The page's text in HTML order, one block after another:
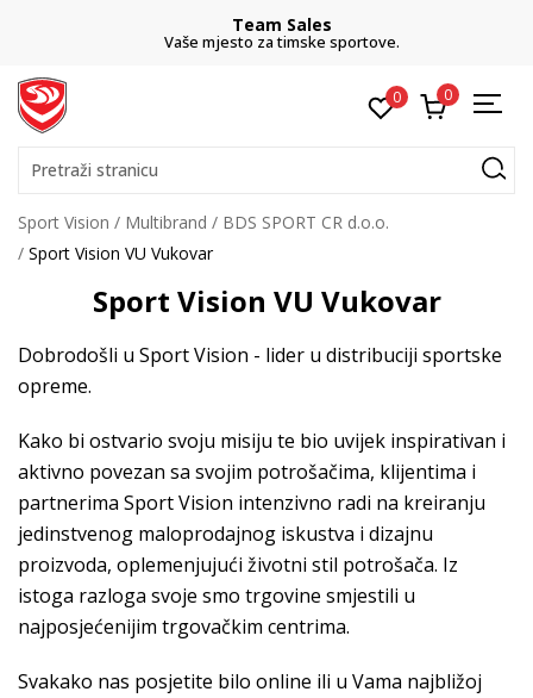
Team Sales
Vaše mjesto za timske sportove.
0 0
Pretraži stranicu
Sport Vision Multibrand
BDS SPORT CR d.o.o.
Sport Vision VU Vukovar
Sport Vision VU Vukovar
Dobrodošli u Sport Vision - lider u distribuciji sportske
opreme.
Kako bi ostvario svoju misiju te bio uvijek inspirativan i
aktivno povezan sa svojim potrošačima, klijentima i
partnerima Sport Vision intenzivno radi na kreiranju
jedinstvenog maloprodajnog iskustva i dizajnu
proizvoda, oplemenjujući životni stil potrošača. Iz
istoga razloga svoje smo trgovine smjestili u
najposjećenijim trgovačkim centrima.
Svakako nas posjetite bilo online ili u Vama najbližoj